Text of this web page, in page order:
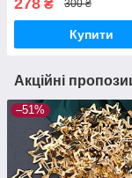
₴ 300 ₴
Купити
Акційні
–51%